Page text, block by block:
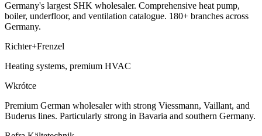
Germany's largest SHK wholesaler. Comprehensive heat pump,
boiler, underfloor, and ventilation catalogue. 180+ branches across
Germany.
Richter+Frenzel
Heating systems, premium HVAC
Wkrótce
Premium German wholesaler with strong Viessmann, Vaillant, and
Buderus lines. Particularly strong in Bavaria and southern Germany.